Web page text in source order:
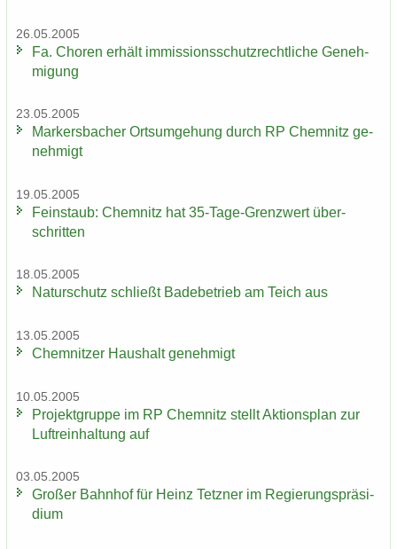
26.05.2005
Fa. Cho­ren er­hält im­mis­si­ons­schutz­recht­li­che Ge­neh­
mi­gung
23.05.2005
Mar­kers­ba­cher Orts­um­ge­hung durch RP Chem­nitz ge­
neh­migt
19.05.2005
Fein­staub: Chem­nitz hat 35-​Tage-Grenzwert über­
schrit­ten
18.05.2005
Na­tur­schutz schließt Ba­de­be­trieb am Teich aus
13.05.2005
Chem­nit­zer Haus­halt ge­neh­migt
10.05.2005
Pro­jekt­grup­pe im RP Chem­nitz stellt Ak­ti­ons­plan zur
Luft­rein­hal­tung auf
03.05.2005
Gro­ßer Bahn­hof für Heinz Tetz­ner im Re­gie­rungs­prä­si­
di­um